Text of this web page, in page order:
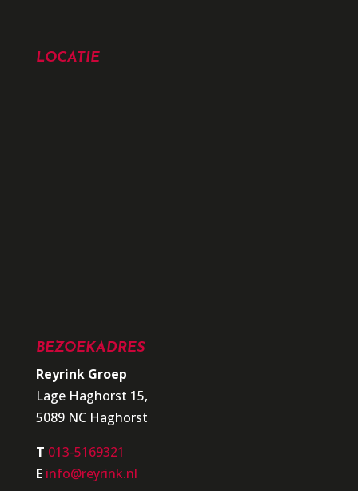
LOCATIE
BEZOEKADRES
Reyrink Groep
Lage Haghorst 15,
5089 NC Haghorst
T 013-5169321
E info@reyrink.nl